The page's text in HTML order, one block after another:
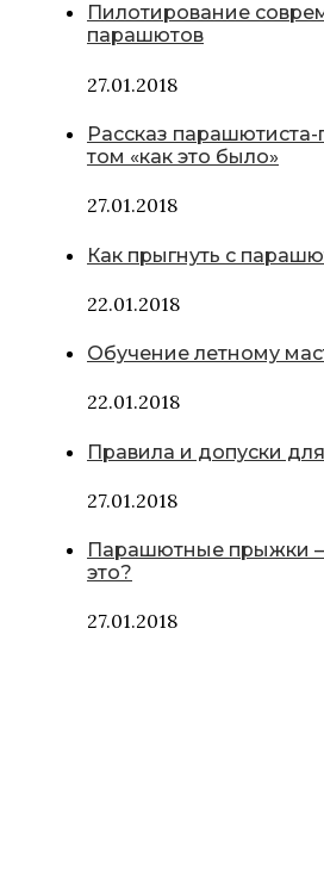
Пилотирование
парашютов
27.01.2018
Рассказ
том «как это было»
27.01.2018
Как прыгнуть с
22.01.2018
Обучение летному
22.01.2018
Правила и допуски
27.01.2018
Парашютные прыжки
это?
27.01.2018